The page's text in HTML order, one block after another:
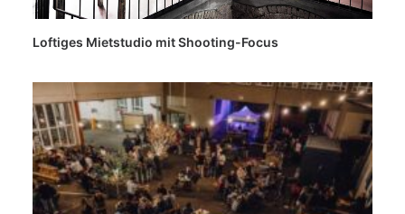
Loftiges Mietstudio mit Shooting-Focus